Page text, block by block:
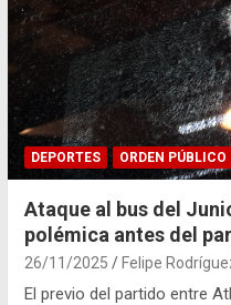
DEPORTES ORDEN PÚBLICO
Ataque al bus del
polémica antes del
26/11/2025 Felipe
El previo del partido entre